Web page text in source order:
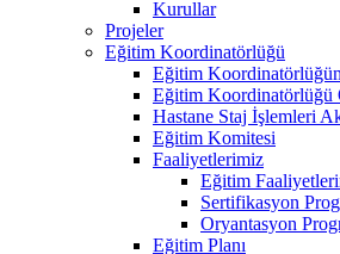
Kurullar
Projeler
Eğitim Koordinatörlüğü
Eğitim
Eğitim Koordinatörlüğü
Hastane Staj İşlemleri
Eğitim Komitesi
Faaliyetlerimiz
Eğitim
Sertifikasyon
Oryantasyon
Eğitim Planı